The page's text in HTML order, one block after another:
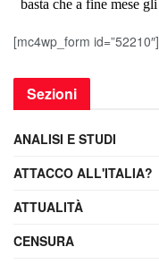
[mc4wp_form id=”52210″]
Sezioni
ANALISI E STUDI
ATTACCO ALL'ITALIA?
ATTUALITÀ
CENSURA